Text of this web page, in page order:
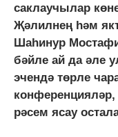
саклаучылар
Җәлилнең һәм
Шаһинур
бәйле ай да әле
эчендә төрле
рәсем ясау